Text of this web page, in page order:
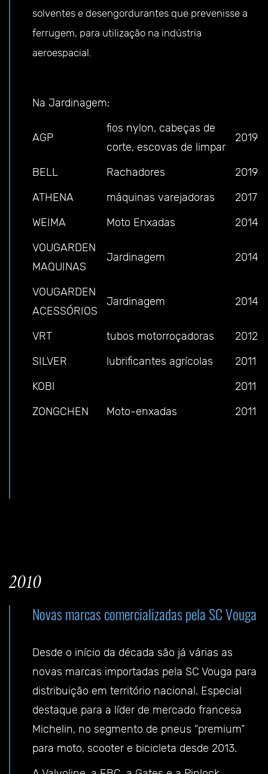
solventes e desengordurantes que prevenisse a
ferrugem, para utilização na indústria
aeroespacial.
Na Jardinagem:
AGP
fios nylon, cabeças de
corte, escovas de limpar
2019
BELL Rachadores
2019
ATHENA
máquinas varejadoras
2017
WEIMA
Moto Enxadas
2014
VOUGARDEN
MAQUINAS
Jardinagem 2014
VOUGARDEN
ACESSÓRIOS
Jardinagem 2014
VRT tubos motorroçadoras
2012
SILVER
lubrificantes agrícolas
2011
KOBI
2011
ZONGCHEN
Moto-enxadas 2011
2010
Novas marcas comercializadas pela SC Vouga
Desde o início da década são já várias as
novas marcas importadas pela SC Vouga para
distribuição em território nacional. Especial
destaque para a líder de mercado francesa
Michelin, no segmento de pneus “premium”
para moto, scooter e bicicleta desde 2013.